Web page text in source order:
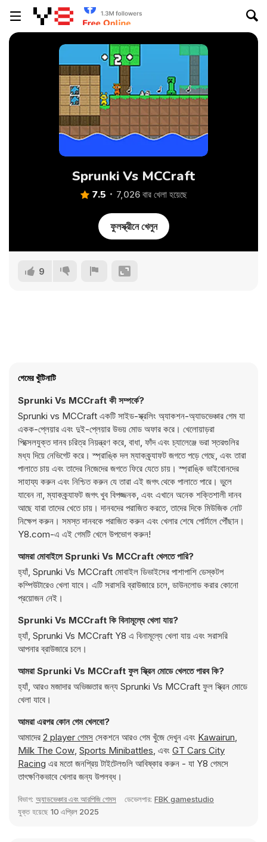
Sprunki Vs MCCraft
7.5 7,026 বার খেলা হয়েছে
ফুলস্ক্রীনে খেলুন
9
গেমের খুঁটিনাটি
Sprunki Vs MCCraft কী সম্পর্কে?
Sprunki vs MCCraft একটি সাইড-স্ক্রলিং অ্যাকশন-অ্যাডভেঞ্চার গেম যা
একক-প্লেয়ার এবং দুই-প্লেয়ার উভয় মোড অফার করে। খেলোয়াড়রা
পিক্সেলযুক্ত দানব চরিত্র নিয়ন্ত্রণ করে, বাধা, ফাঁদ এবং চ্যালেঞ্জে ভরা স্তরগুলির
মধ্য দিয়ে নেভিগেট করে। স্প্রাঙ্কি দল ম্যাকক্র্যাফট জগতে পড়ে গেছে, এবং তারা
পালাতে চায় এবং তাদের নিজেদের জগতে ফিরে যেতে চায়। স্প্রাঙ্কি ভাইবোনদের
সাহায্য করুন এবং নিশ্চিত করুন যে তারা এই জগৎ থেকে পালাতে পারে। ভুলে
যাবেন না, ম্যাকক্র্যাফট জগৎ খুব বিপজ্জনক, এবং এখানে অনেক শক্তিশালী দানব
আছে যারা তাদের খেতে চায়। দানবদের পরাজিত করতে, তাদের দিকে মিউজিক নোট
নিক্ষেপ করুন। সমস্ত দানবকে পরাজিত করুন এবং খেলার শেষে পোর্টালে পৌঁছান।
Y8.com-এ এই গেমটি খেলে উপভোগ করুন!
আমরা মোবাইলে Sprunki Vs MCCraft খেলতে পারি?
হ্যাঁ, Sprunki Vs MCCraft মোবাইল ডিভাইসের পাশাপাশি ডেস্কটপ
কম্পিউটারেও খেলা যাবে। এটি সরাসরি ব্রাউজারে চলে, ডাউনলোড করার কোনো
প্রয়োজন নেই।
Sprunki Vs MCCraft কি বিনামূল্যে খেলা যায়?
হ্যাঁ, Sprunki Vs MCCraft Y8 এ বিনামূল্যে খেলা যায় এবং সরাসরি
আপনার ব্রাউজারে চলে।
আমরা Sprunki Vs MCCraft ফুল স্ক্রিন মোডে খেলতে পারব কি?
হ্যাঁ, আরও মজাদার অভিজ্ঞতার জন্য Sprunki Vs MCCraft ফুল স্ক্রিন মোডে
খেলা যাবে।
আমরা এরপর কোন গেম খেলবো?
আমাদের 2 player গেমস সেকশনে আরও গেম খুঁজে দেখুন এবং Kawairun,
Milk The Cow, Sports Minibattles, এবং GT Cars City
Racing এর মতো জনপ্রিয় টাইটেলগুলি আবিষ্কার করুন - যা Y8 গেমসে
তাৎক্ষণিকভাবে খেলার জন্য উপলব্ধ।
বিভাগ: অ্যাডভেঞ্চার এবং আরপিজি গেমস ডেভেলপার: FBK gamestudio
যুক্ত হয়েছে 10 এপ্রিল 2025